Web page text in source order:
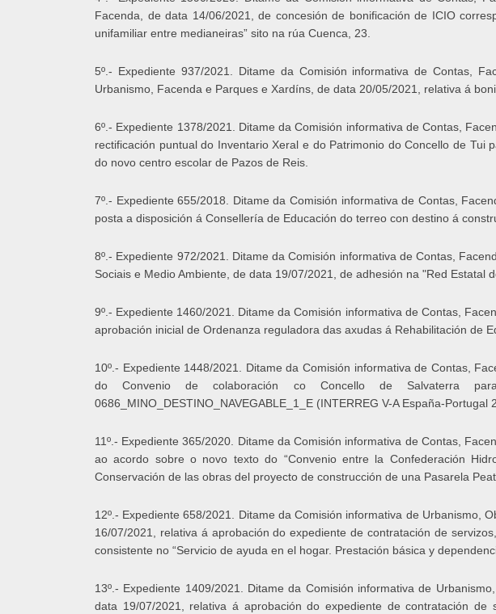
Facenda, de data 14/06/2021, de concesión de bonificación de ICIO
unifamiliar entre medianeiras” sito na rúa Cuenca, 23.
5º.- Expediente 937/2021. Ditame da Comisión informativa de Contas,
Urbanismo, Facenda e Parques e Xardíns, de data 20/05/2021, relativa á
6º.- Expediente 1378/2021. Ditame da Comisión informativa de Contas,
rectificación puntual do Inventario Xeral e do Patrimonio do Concello de
do novo centro escolar de Pazos de Reis.
7º.- Expediente 655/2018. Ditame da Comisión informativa de Contas,
posta a disposición á Consellería de Educación do terreo con destino á
8º.- Expediente 972/2021. Ditame da Comisión informativa de Contas,
Sociais e Medio Ambiente, de data 19/07/2021, de adhesión na "Red Estatal
9º.- Expediente 1460/2021. Ditame da Comisión informativa de Contas,
aprobación inicial de Ordenanza reguladora das axudas á Rehabilitación de
10º.- Expediente 1448/2021. Ditame da Comisión informativa de Contas,
do Convenio de colaboración co Concello de Salvaterra
0686_MINO_DESTINO_NAVEGABLE_1_E (INTERREG V-A España-Portugal
11º.- Expediente 365/2020. Ditame da Comisión informativa de Contas,
ao acordo sobre o novo texto do “Convenio entre la Confederación
Conservación de las obras del proyecto de construcción de una Pasarela
12º.- Expediente 658/2021. Ditame da Comisión informativa de Urbanismo,
16/07/2021, relativa á aprobación do expediente de contratación de
consistente no “Servicio de ayuda en el hogar. Prestación básica y
13º.- Expediente 1409/2021. Ditame da Comisión informativa de
data 19/07/2021, relativa á aprobación do expediente de contratación